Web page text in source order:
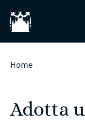
Home
Adotta